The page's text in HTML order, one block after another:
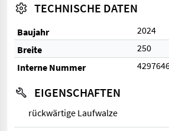
TECHNISCHE DATEN
Baujahr
2024
Breite
250
Interne Nummer
EIGENSCHAFTEN
rückwärtige Laufwalze